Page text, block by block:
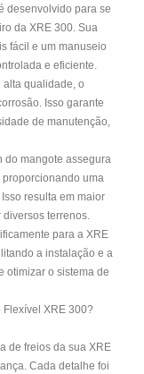
desenvolvido para se
da XRE 300. Sua
fácil e um manuseio
e eficiente.
alta qualidade, o
Isso garante
de manutenção,
do mangote assegura
proporcionando uma
resulta em maior
terrenos.
para a XRE
a instalação e a
otimizar o sistema de
Flexível XRE 300?
de freios da sua XRE
Cada detalhe foi